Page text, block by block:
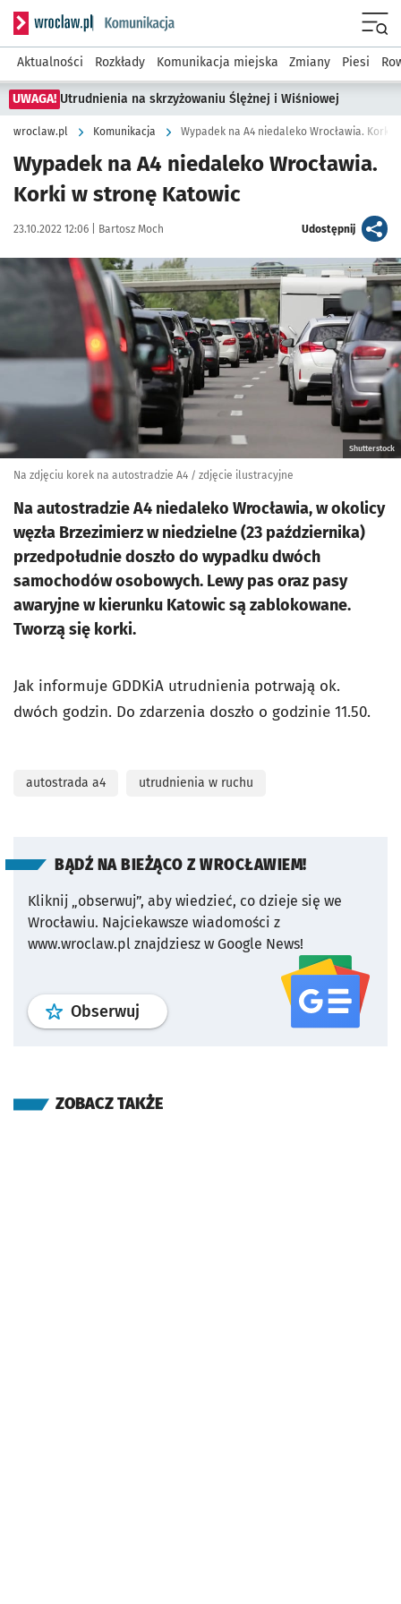
Serwis informacyjny wroclaw.pl podserwis: Komunikacja
Aktualności Rozkłady Komunikacja miejska Zmiany Piesi
UWAGA! Utrudnienia na skrzyżowaniu Ślężnej i Wiśniowej
wroclaw.pl Komunikacja Wypadek na A4 niedaleko Wrocławia. Korki
Wypadek na A4 niedaleko Wrocławia.
Korki w stronę Katowic
Data publikacji:
23.10.2022 12:06 | Autor:
Bartosz Moch Udostępnijartykuł
Kliknij, aby powiększyć
Shutterstock
Na zdjęciu korek na autostradzie A4 / zdjęcie ilustracyjne
Na autostradzie A4 niedaleko Wrocławia, w okolicy
węzła Brzezimierz w niedzielne (23 października)
przedpołudnie doszło do wypadku dwóch
samochodów osobowych. Lewy pas oraz pasy
awaryjne w kierunku Katowic są zablokowane.
Tworzą się korki.
Jak informuje GDDKiA utrudnienia potrwają ok.
dwóch godzin. Do zdarzenia doszło o godzinie 11.50.
autostrada a4 utrudnienia w ruchu
BĄDŹ NA BIEŻĄCO Z WROCŁAWIEM!
Kliknij „obserwuj”, aby wiedzieć, co dzieje się we
Wrocławiu. Najciekawsze wiadomości z
www.wroclaw.pl znajdziesz w Google News!
Obserwuj profil serwisu
ZOBACZ TAKŻE